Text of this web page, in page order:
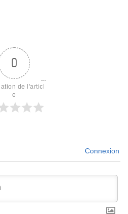
0
de l'articl
e
Connexion